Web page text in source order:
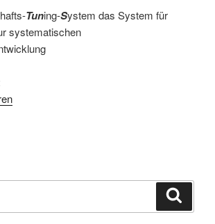
Tuning-System das System für
systematischen